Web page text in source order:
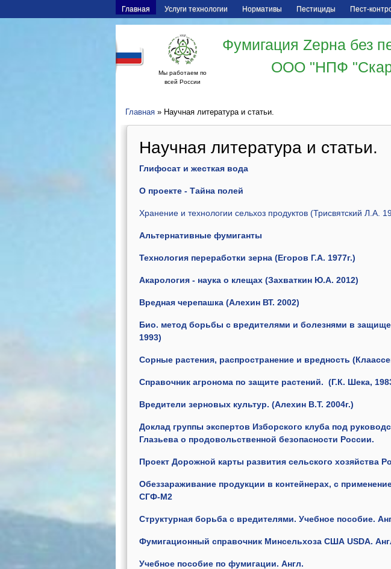
Главная Услуги технологии Нормативы Пестициды Пест-
Мы работаем по
всей России
Фумигация Zерна без
ООО "НПФ
Главная » Научная литература и статьи.
Научная литература и статьи.
Глифосат и жесткая вода
О проекте - Тайна полей
Хранение и технологии сельхоз продуктов (Трисвятский Л.А.
Альтернативные фумиганты
Технология переработки зерна (Егоров Г.А. 1977г.)
Акарология - наука о клещах (Захваткин Ю.А. 2012)
Вредная черепашка (Алехин ВТ. 2002)
Био. метод борьбы с вредителями и болезнями в
1993)
Сорные растения, распространение и вредность
Справочник агронома по защите растений. (Г.К. Шека,
Вредители зерновых культур. (Алехин В.Т. 2004г.)
Доклад группы экспертов Изборского клуба под
Глазьева о продовольственной безопасности России.
Проект Дорожной карты развития сельского хозяйства
Обеззараживание продукции в контейнерах, с
СГФ-М2
Структурная борьба с вредителями. Учебное пособие.
Фумигационный справочник Минсельхоза США USDA.
Учебное пособие по фумигации. Англ.